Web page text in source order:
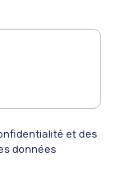
et des
données